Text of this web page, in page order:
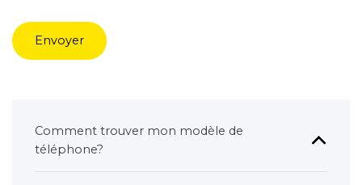
Envoyer
Comment trouver mon modèle de
téléphone?